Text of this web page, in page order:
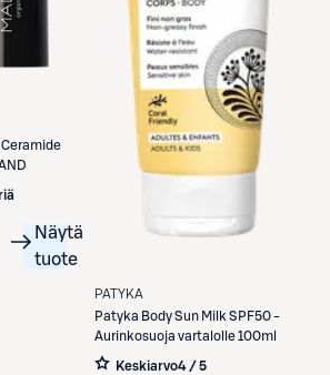
Ceramide
Näytä
tuote
PATYKA
Patyka Body Sun Milk SPF50 -
Aurinkosuoja vartalolle 100ml
Keskiarvo4 / 5